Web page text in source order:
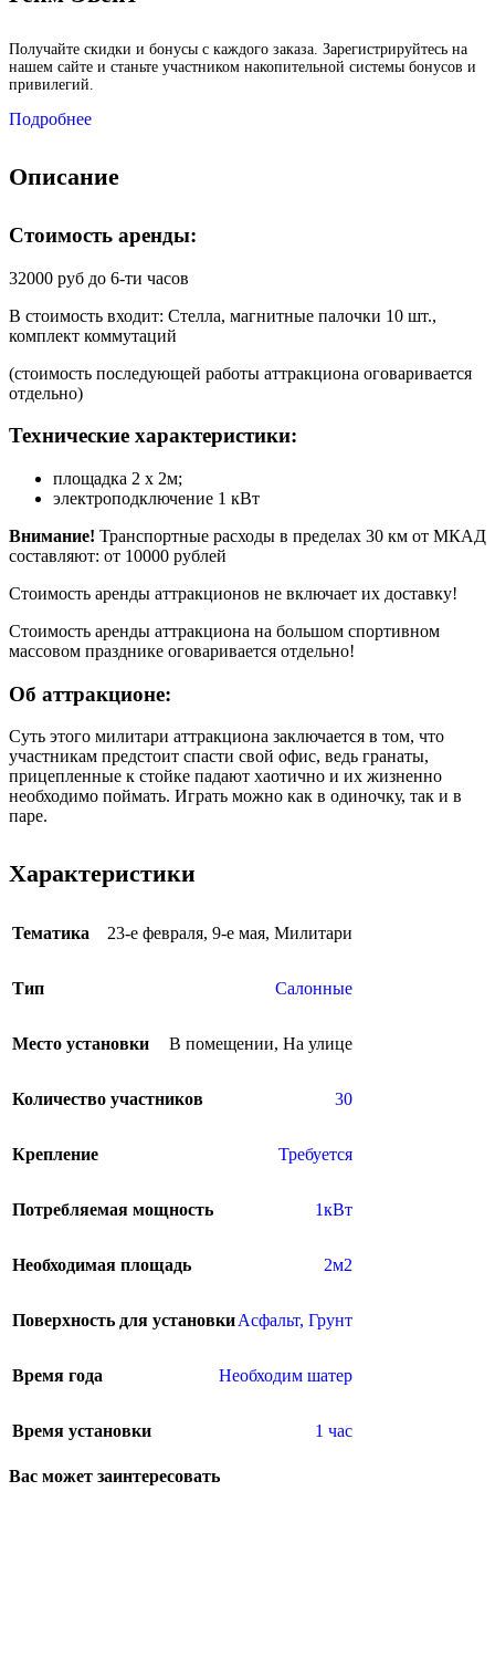
Получайте скидки и бонусы с каждого заказа. Зарегистрируйтесь на
нашем сайте и станьте участником накопительной системы бонусов и
привилегий.
Подробнее
Описание
Стоимость аренды:
32000 руб до 6-ти часов
В стоимость входит: Стелла, магнитные палочки 10 шт.,
комплект коммутаций
(стоимость последующей работы аттракциона оговаривается
отдельно)
Технические характеристики:
площадка 2 х 2м;
электроподключение 1 кВт
Внимание! Транспортные расходы в пределах 30 км от МКАД
составляют: от 10000 рублей
Стоимость аренды аттракционов не включает их доставку!
Стоимость аренды аттракциона на большом спортивном
массовом празднике оговаривается отдельно!
Об аттракционе:
Суть этого милитари аттракциона заключается в том, что
участникам предстоит спасти свой офис, ведь гранаты,
прицепленные к стойке падают хаотично и их жизненно
необходимо поймать. Играть можно как в одиночку, так и в
паре.
Характеристики
Тематика 23-е февраля, 9-е мая, Милитари
Тип Салонные
Место установки В помещении, На улице
Количество участников 30
Крепление Требуется
Потребляемая мощность 1кВт
Необходимая площадь 2м2
Поверхность для установкиАсфальт, Грунт
Время года Необходим шатер
Время установки 1 час
Вас может заинтересовать